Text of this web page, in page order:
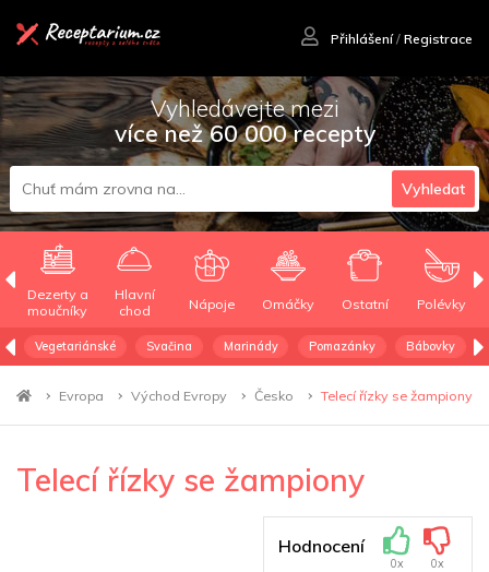
Přihlášení/ Registrace
Vyhledávejte mezi
více než 60 000 recepty
Vyhledat
Dezerty a
moučníky
Hlavní
chod
Nápoje Omáčky Ostatní Polévky
Vegetariánské Svačina Marinády Pomazánky Bábovky
Evropa Východ Evropy Česko Telecí řízky se žampiony
Telecí řízky se žampiony
Hodnocení
0x 0x